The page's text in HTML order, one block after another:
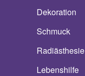
Dekoration
Schmuck
Radiästhesie
Lebenshilfe